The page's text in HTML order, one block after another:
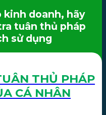
kinh doanh, hãy
tuân thủ pháp
sử dụng
THỦ PHÁP
CÁ NHÂN